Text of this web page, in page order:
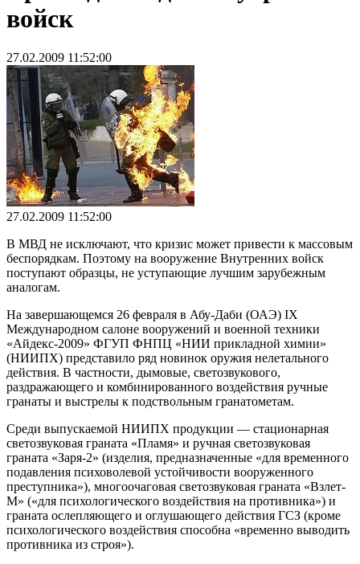
войск
27.02.2009 11:52:00
27.02.2009 11:52:00
В МВД не исключают, что кризис может привести к массовым
беспорядкам. Поэтому на вооружение Внутренних войск
поступают образцы, не уступающие лучшим зарубежным
аналогам.
На завершающемся 26 февраля в Абу-Даби (ОАЭ) IX
Международном салоне вооружений и военной техники
«Айдекс-2009» ФГУП ФНПЦ «НИИ прикладной химии»
(НИИПХ) представило ряд новинок оружия нелетального
действия. В частности, дымовые, светозвукового,
раздражающего и комбинированного воздействия ручные
гранаты и выстрелы к подствольным гранатометам.
Среди выпускаемой НИИПХ продукции — стационарная
светозвуковая граната «Пламя» и ручная светозвуковая
граната «Заря-2» (изделия, предназначенные «для временного
подавления психоволевой устойчивости вооруженного
преступника»), многоочаговая светозвуковая граната «Взлет-
М» («для психологического воздействия на противника») и
граната ослепляющего и оглушающего действия ГСЗ (кроме
психологического воздействия способна «временно выводить
противника из строя»).